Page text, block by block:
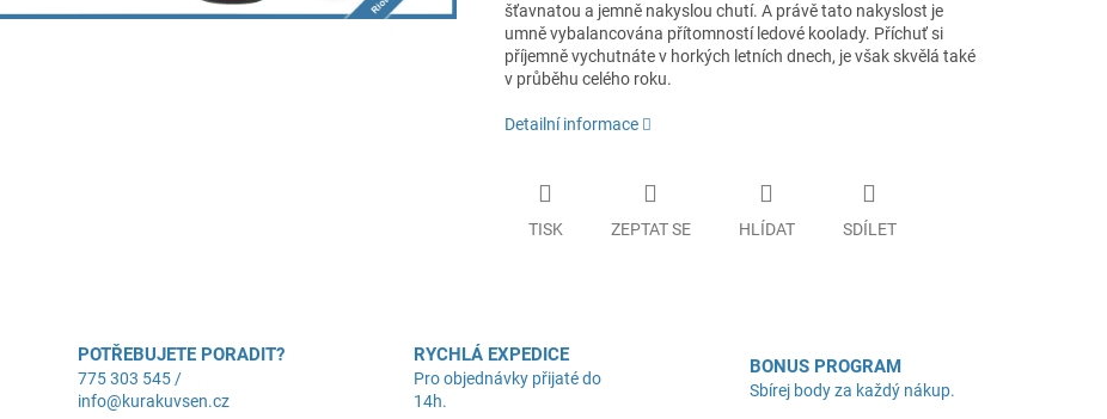
šťavnatou a jemně nakyslou chutí. A právě tato nakyslost je
umně vybalancována přítomností ledové koolady. Příchuť si
příjemně vychutnáte v horkých letních dnech, je však skvělá také
v průběhu celého roku.
Detailní informace
TISK ZEPTAT SE HLÍDAT SDÍLET
POTŘEBUJETE PORADIT?
775 303 545 /
info@kurakuvsen.cz
RYCHLÁ EXPEDICE
Pro objednávky přijaté do
14h.
BONUS PROGRAM
Sbírej body za každý nákup.